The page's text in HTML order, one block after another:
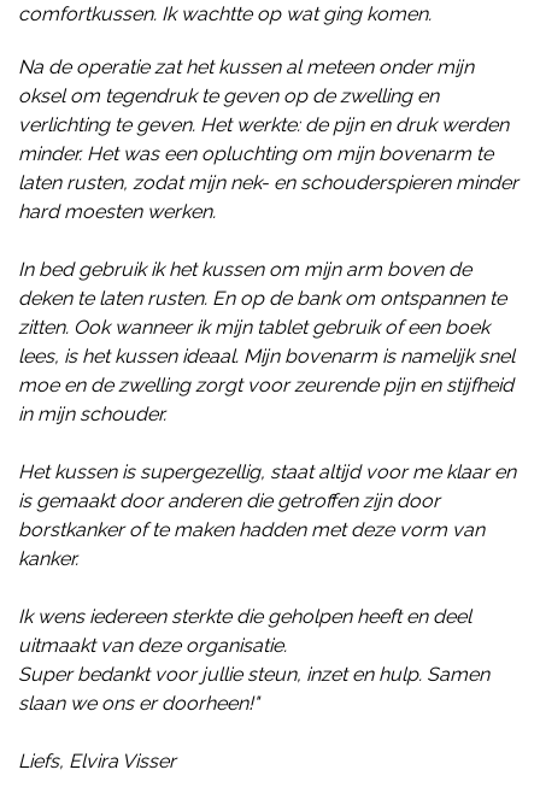
comfortkussen. Ik wachtte op wat ging komen.
Na de operatie zat het kussen al meteen onder mijn
oksel om tegendruk te geven op de zwelling en
verlichting te geven. Het werkte: de pijn en druk werden
minder. Het was een opluchting om mijn bovenarm te
laten rusten, zodat mijn nek- en schouderspieren minder
hard moesten werken.
In bed gebruik ik het kussen om mijn arm boven de
deken te laten rusten. En op de bank om ontspannen te
zitten. Ook wanneer ik mijn tablet gebruik of een boek
lees, is het kussen ideaal. Mijn bovenarm is namelijk snel
moe en de zwelling zorgt voor zeurende pijn en stijfheid
in mijn schouder.
Het kussen is supergezellig, staat altijd voor me klaar en
is gemaakt door anderen die getroffen zijn door
borstkanker of te maken hadden met deze vorm van
kanker.
Ik wens iedereen sterkte die geholpen heeft en deel
uitmaakt van deze organisatie.
Super bedankt voor jullie steun, inzet en hulp. Samen
slaan we ons er doorheen!"
Liefs, Elvira Visser